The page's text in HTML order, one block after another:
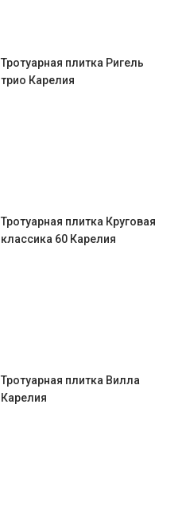
Тротуарная плитка Ригель
трио Карелия
Тротуарная плитка Круговая
классика 60 Карелия
Тротуарная плитка Вилла
Карелия